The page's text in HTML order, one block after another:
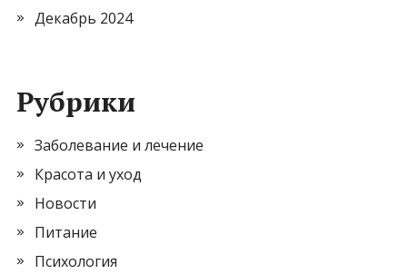
Декабрь 2024
Рубрики
Заболевание и лечение
Красота и уход
Новости
Питание
Психология